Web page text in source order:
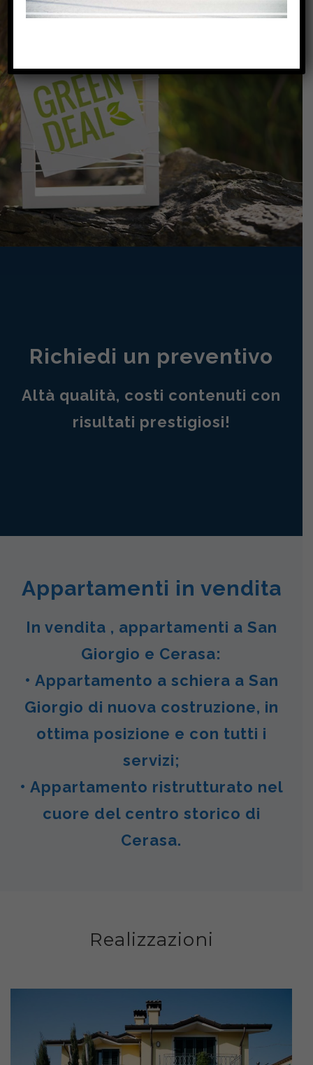
Richiedi un preventivo
Altà qualità, costi contenuti con
risultati prestigiosi!
Appartamenti in vendita
In vendita , appartamenti a San
Giorgio e Cerasa:
• Appartamento a schiera a San
Giorgio di nuova costruzione, in
ottima posizione e con tutti i
servizi;
• Appartamento ristrutturato nel
cuore del centro storico di
Cerasa.
Realizzazioni